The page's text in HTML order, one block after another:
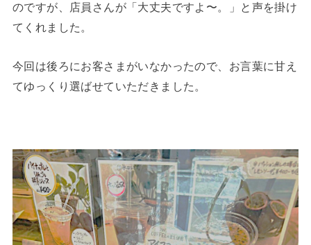
のですが、店員さんが「大丈夫ですよ〜。」と声を掛け
てくれました。
今回は後ろにお客さまがいなかったので、お言葉に甘え
てゆっくり選ばせていただきました。